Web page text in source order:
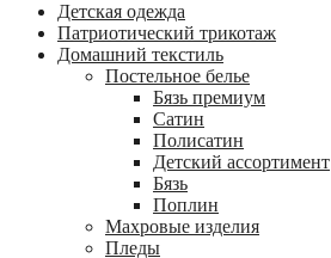
Детская одежда
Патриотический трикотаж
Домашний текстиль
Постельное белье
Бязь премиум
Сатин
Полисатин
Детский ассортимент
Бязь
Поплин
Махровые изделия
Пледы